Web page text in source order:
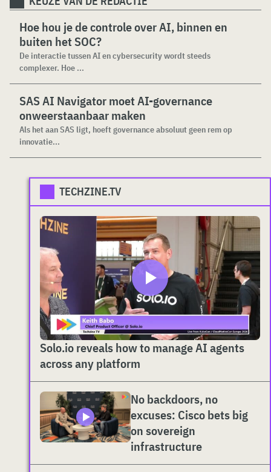
Hoe hou je de controle over AI, binnen en
buiten het SOC?
De interactie tussen AI en cybersecurity wordt steeds
complexer. Hoe ...
SAS AI Navigator moet AI-governance
onweerstaanbaar maken
Als het aan SAS ligt, hoeft governance absoluut geen rem op
innovatie...
TECHZINE.TV
Solo.io reveals how to manage AI agents
across any platform
No backdoors, no
excuses: Cisco bets big
on sovereign
infrastructure